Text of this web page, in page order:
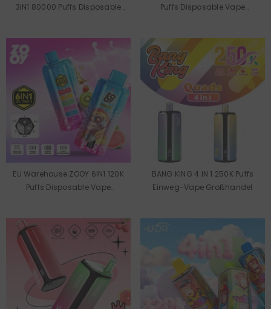
3IN1 80000 Puffs Disposable
Puffs Disposable Vape
EU Warehouse ZOOY 6IN1 120K
Puffs Disposable Vape
BANG KING 4 IN 1 250K Puffs
Einweg-Vape Großhandel